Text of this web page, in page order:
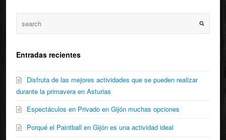
Entradas recientes
Disfruta de las mejores actividades que se pueden realizar
durante la primavera en Asturias
Espectáculos en Privado en Gijón muchas opciones
Porqué el Paintball en Gijón es una actividad ideal